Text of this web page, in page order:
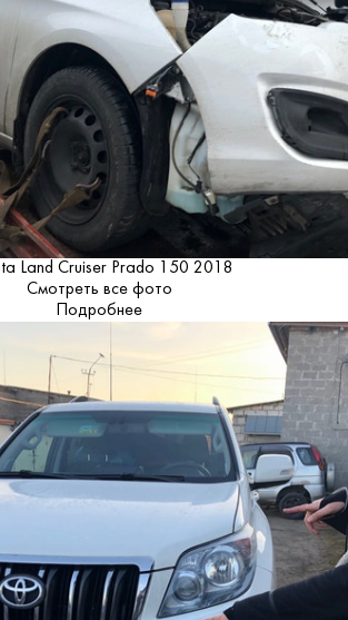
Land Cruiser Prado 150 2018
Смотреть все фото
Подробнее